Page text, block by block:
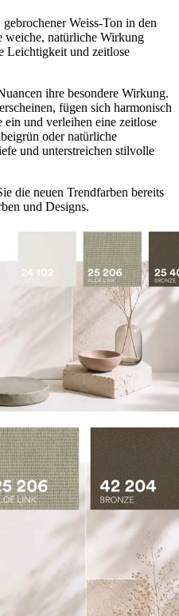
Weiss-Ton in den
weiche, natürliche Wirkung
Leichtigkeit und zeitlose
ihre besondere Wirkung.
fügen sich harmonisch
und verleihen eine zeitlose
oder natürliche
und unterstreichen stilvolle
die neuen Trendfarben bereits
und Designs.